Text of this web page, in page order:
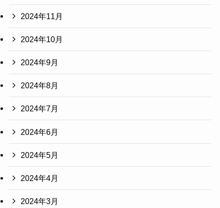
2024年11月
2024年10月
2024年9月
2024年8月
2024年7月
2024年6月
2024年5月
2024年4月
2024年3月